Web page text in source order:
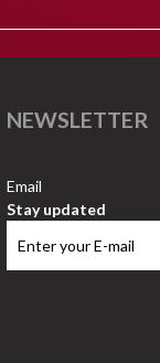
NEWSLETTER
Email
Stay updated